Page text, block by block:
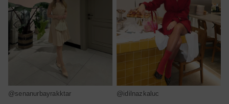
@senanurbayrakktar @idilnazkaluc